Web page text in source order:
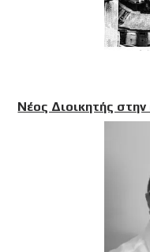
Νέος Διοικητής